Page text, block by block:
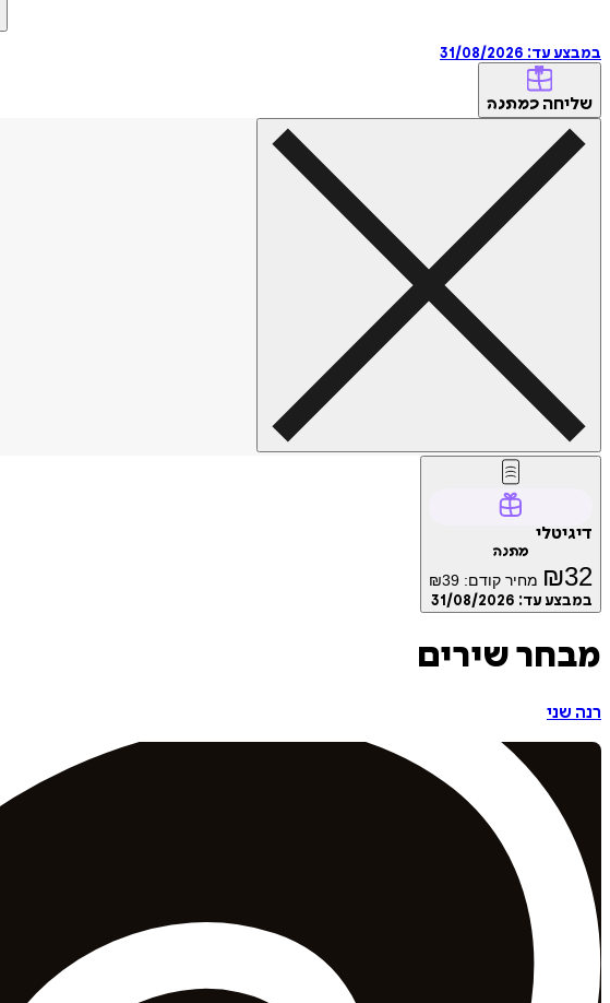
במבצע עד: 31/08/2026
שליחה כמתנה
דיגיטלי
מתנה
₪32 מחיר קודם: ₪39
במבצע עד: 31/08/2026
מבחר שירים
רנה שני